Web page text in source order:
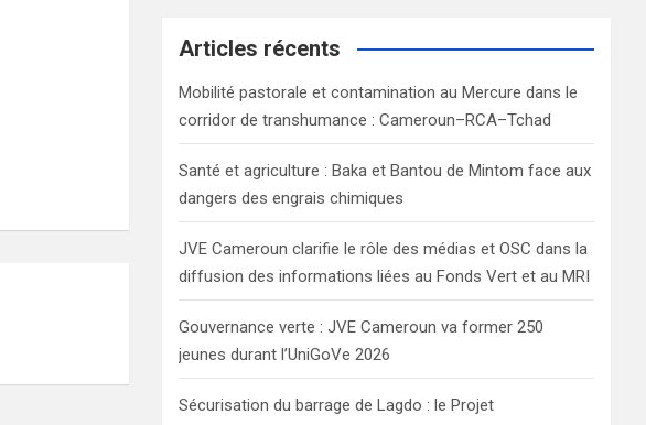
c
Articles récents
Mobilité pastorale et contamination au Mercure dans le
corridor de transhumance : Cameroun–RCA–Tchad
Santé et agriculture : Baka et Bantou de Mintom face aux
dangers des engrais chimiques
JVE Cameroun clarifie le rôle des médias et OSC dans la
diffusion des informations liées au Fonds Vert et au MRI
Gouvernance verte : JVE Cameroun va former 250
jeunes durant l’UniGoVe 2026
Sécurisation du barrage de Lagdo : le Projet